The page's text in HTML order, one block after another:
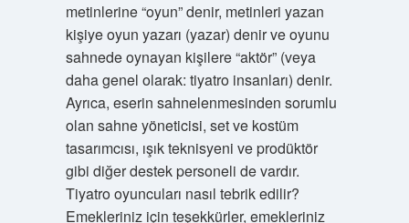
metinlerine “oyun” denir, metinleri yazan
kişiye oyun yazarı (yazar) denir ve oyunu
sahnede oynayan kişilere “aktör” (veya
daha genel olarak: tiyatro insanları) denir.
Ayrıca, eserin sahnelenmesinden sorumlu
olan sahne yöneticisi, set ve kostüm
tasarımcısı, ışık teknisyeni ve prodüktör
gibi diğer destek personeli de vardır.
Tiyatro oyuncuları nasıl tebrik edilir?
Emekleriniz için teşekkürler, emekleriniz